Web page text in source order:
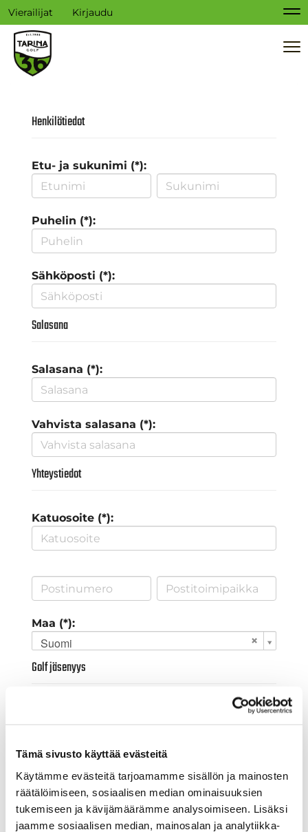
Tämä sivusto käyttää evästeitä
Käytämme evästeitä tarjoamamme sisällön ja mainosten
räätälöimiseen, sosiaalisen median ominaisuuksien
tukemiseen ja kävijämäärämme analysoimiseen. Lisäksi
jaamme sosiaalisen median, mainosalan ja analytiikka-
Vierailijat Kirjaudu
Henkilötiedot
Etu- ja sukunimi (*):
Puhelin (*):
Sähköposti (*):
Salasana
Salasana (*):
Vahvista salasana (*):
Yhteystiedot
Katuosoite (*):
Maa (*):
Suomi
Golf jäsenyys
Lisätiedot